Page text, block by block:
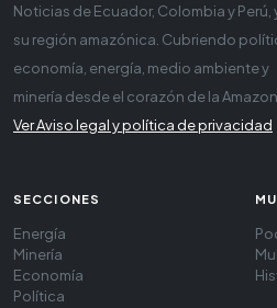
Noticias de Ecuador, Colombia y Perú,
su región amazónica. Cubriendo
economía, energía, medio ambiente y
minería desde el corazón de la
Ver Aviso legal y política de privacidad
SECCIONES
Energía
Minería
Economía
Política